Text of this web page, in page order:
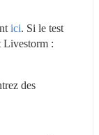
ici. Si le test
des